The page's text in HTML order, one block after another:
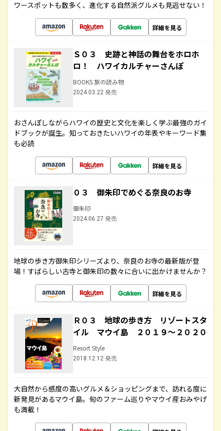
ワースポットも数多く、進化する自然派グルメも見逃せない！
詳細を見る
Ｓ０３ 史跡と神話の舞台をホロホ
ロ！ ハワイカルチャーさんぽ
BOOKS 旅の読み物
2024.03.22 発売
おさんぽしながらハワイの歴史と文化を楽しく学ぶ最強のガイ
ドブックが誕生。知っておきたいハワイの年表やキーワード集
も必読
詳細を見る
０３ 御朱印でめぐる奈良のお寺
御朱印
2024.06.27 発売
地球の歩き方御朱印シリーズより、奈良のお寺の最新版が登
場！すばらしい古寺と御朱印の数々に合いに出かけませんか？
詳細を見る
Ｒ０３ 地球の歩き方 リゾートスタ
イル マウイ島 ２０１９～２０２０
Resort Style
2018.12.12 発売
大自然から感度の高いグルメ＆ショッピングまで、訪れる度に
新発見があるマウイ島。旬のファーム巡りやマウイ産おみやげ
も満載！